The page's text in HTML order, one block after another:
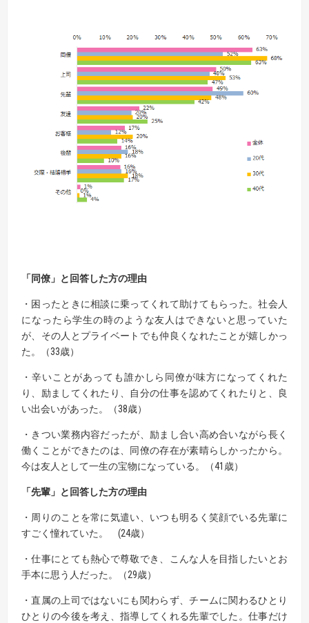
「同僚」と回答した方の理由
・困ったときに相談に乗ってくれて助けてもらった。社会人
になったら学生の時のような友人はできないと思っていた
が、その人とプライベートでも仲良くなれたことが嬉しかっ
た。（33歳）
・辛いことがあっても誰かしら同僚が味方になってくれた
り、励ましてくれたり、自分の仕事を認めてくれたりと、良
い出会いがあった。（38歳）
・きつい業務内容だったが、励まし合い高め合いながら長く
働くことができたのは、同僚の存在が素晴らしかったから。
今は友人として一生の宝物になっている。（41歳）
「先輩」と回答した方の理由
・周りのことを常に気遣い、いつも明るく笑顔でいる先輩に
すごく憧れていた。 (24歳）
・仕事にとても熱心で尊敬でき、こんな人を目指したいとお
手本に思う人だった。（29歳）
・直属の上司ではないにも関わらず、チームに関わるひとり
ひとりの今後を考え、指導してくれる先輩でした。仕事だけ